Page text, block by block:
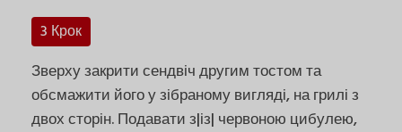
3 Крок
Зверху закрити сендвіч другим тостом та
обсмажити його у зібраному вигляді, на грилі з
двох сторін. Подавати з|із| червоною цибулею,